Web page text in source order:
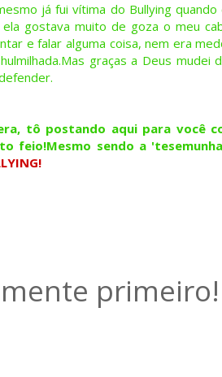
já fui vítima do Bullying
gostava muito de goza o meu
e falar alguma coisa, nem era
graças a Deus
tô postando aqui para você
feio!Mesmo sendo a
primeiro!